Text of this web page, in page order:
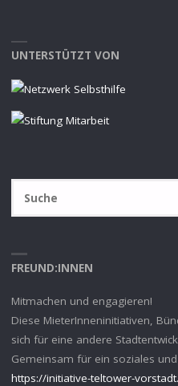
UNTERSTÜTZT VON
FREUND:INNEN
Mitmachen und engagieren!
Diese MieterInneninitiativen,
sich für eine andere
Gemeinsam für ein soziales
https://initiative-teltower-